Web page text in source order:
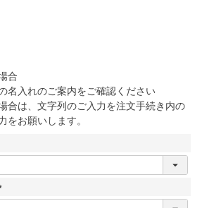
合
名入れのご案内をご確認ください
合は、文字列のご入力を注文手続き内の
をお願いします。